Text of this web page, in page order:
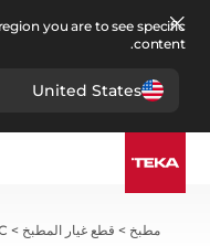
you are to see specific
content.
United States
مطبخ > قطع غيار المطبخ >